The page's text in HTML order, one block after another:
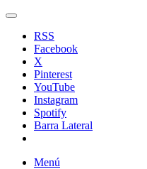
RSS
Facebook
X
Pinterest
YouTube
Instagram
Spotify
Barra Lateral
Menú